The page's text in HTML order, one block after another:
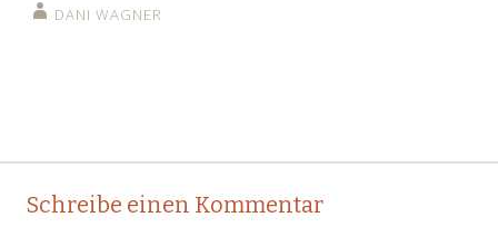
DANI WAGNER
Post
Schreibe einen Kommentar